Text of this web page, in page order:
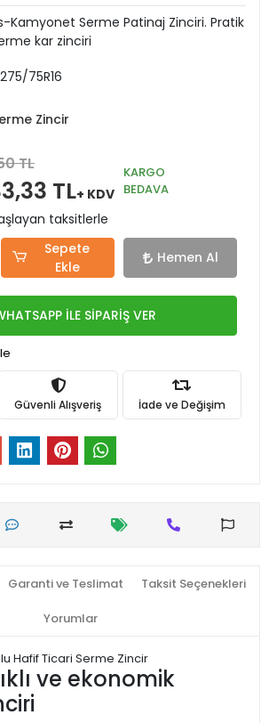
Kamyonet Serme Patinaj Zinciri. Pratik
kar zinciri
75R16
Zincir
TL
TL+ KDV
KARGO
BEDAVA
taksitlerle
Sepete
Ekle
Hemen Al
İLE SİPARİŞ VER
Güvenli Alışveriş İade ve Değişim
Garanti ve Teslimat Taksit Seçenekleri
Yorumlar
Hafif Ticari Serme Zincir
ve ekonomik